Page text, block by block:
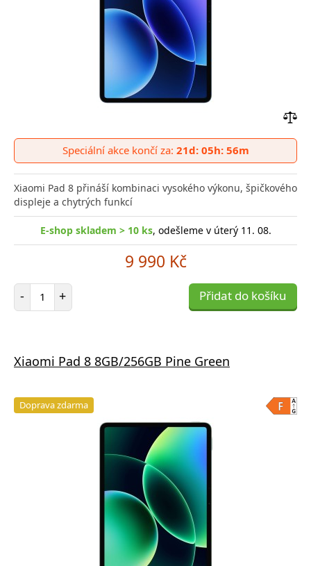
do
Speciální akce končí za: 21d: 05h: 56m
Xiaomi Pad 8 přináší kombinaci vysokého výkonu, špičkového
displeje a chytrých funkcí
E-shop skladem > 10 ks, odešleme v úterý 11. 08.
9 990 Kč
- Počet položek
+ Přidat do košíku
Xiaomi Pad 8 8GB/256GB Pine Green
Doprava zdarma